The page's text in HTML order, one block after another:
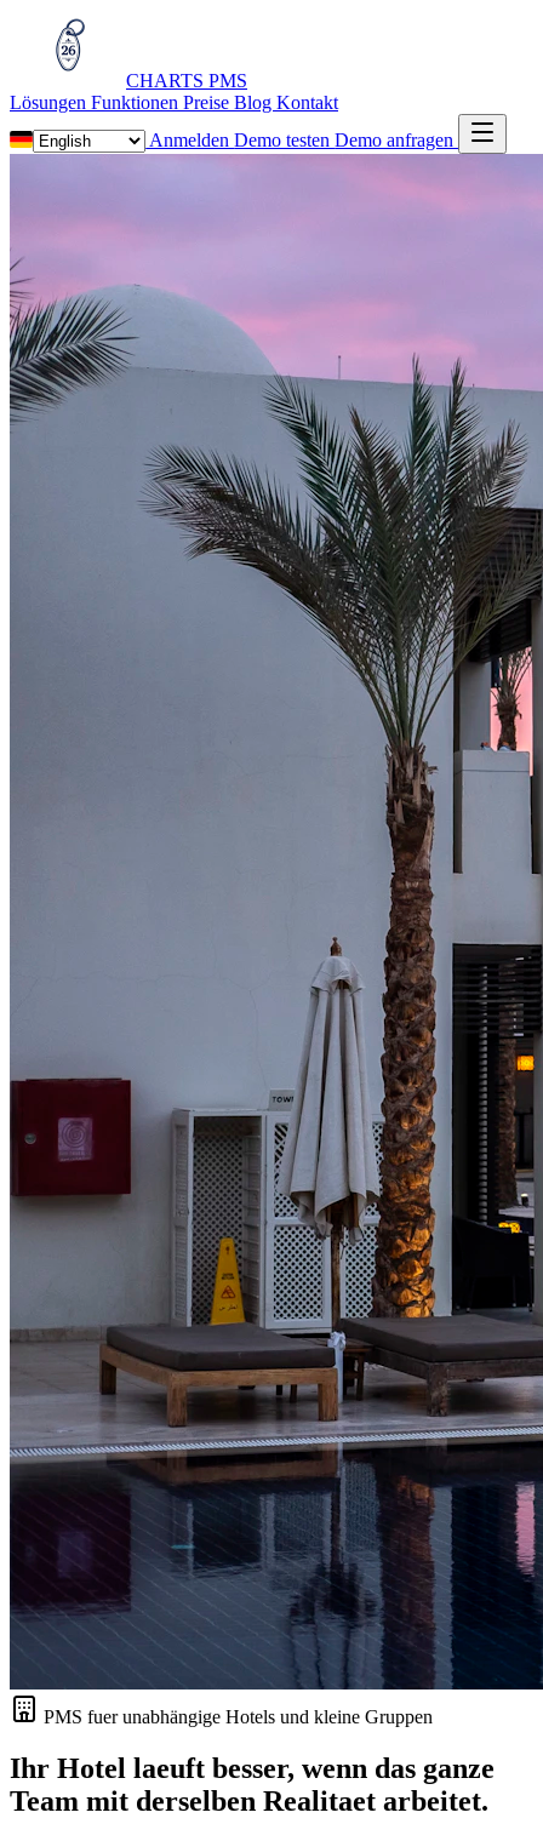
CHARTS PMS
Lösungen Funktionen Preise Blog Kontakt
AnmeldenDemo testenDemo anfragen
PMS fuer unabhängige Hotels und kleine Gruppen
Ihr Hotel laeuft besser, wenn das ganze
Team mit derselben Realitaet arbeitet.